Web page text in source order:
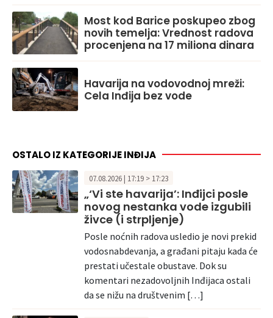
Most kod Barice poskupeo zbog
novih temelja: Vrednost radova
procenjena na 17 miliona dinara
Havarija na vodovodnoj mreži:
Cela Inđija bez vode
OSTALO IZ KATEGORIJE INĐIJA
07.08.2026 | 17:19 > 17:23
„‘Vi ste havarija’: Inđijci posle
novog nestanka vode izgubili
živce (i strpljenje)
Posle noćnih radova usledio je novi prekid
vodosnabdevanja, a građani pitaju kada će
prestati učestale obustave. Dok su
komentari nezadovoljnih Inđijaca ostali
da se nižu na društvenim […]